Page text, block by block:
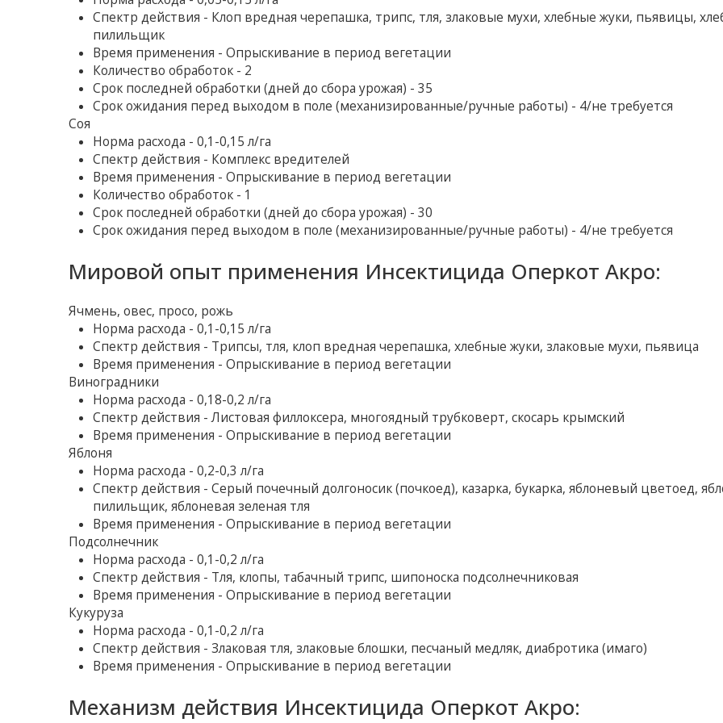
Спектр действия - Клоп вредная черепашка, трипс, тля, злаковые мухи, хлебные жуки, пьявицы,
пилильщик
Время применения - Опрыскивание в период вегетации
Количество обработок - 2
Срок последней обработки (дней до сбора урожая) - 35
Срок ожидания перед выходом в поле (механизированные/ручные работы) - 4/не требуется
Соя
Норма расхода - 0,1-0,15 л/га
Спектр действия - Комплекс вредителей
Время применения - Опрыскивание в период вегетации
Количество обработок - 1
Срок последней обработки (дней до сбора урожая) - 30
Срок ожидания перед выходом в поле (механизированные/ручные работы) - 4/не требуется
Мировой опыт применения Инсектицида Оперкот Акро:
Ячмень, овес, просо, рожь
Норма расхода - 0,1-0,15 л/га
Спектр действия - Трипсы, тля, клоп вредная черепашка, хлебные жуки, злаковые мухи, пьявица
Время применения - Опрыскивание в период вегетации
Виноградники
Норма расхода - 0,18-0,2 л/га
Спектр действия - Листовая филлоксера, многоядный трубковерт, скосарь крымский
Время применения - Опрыскивание в период вегетации
Яблоня
Норма расхода - 0,2-0,3 л/га
Спектр действия - Серый почечный долгоносик (почкоед), казарка, букарка, яблоневый цветоед,
пилильщик, яблоневая зеленая тля
Время применения - Опрыскивание в период вегетации
Подсолнечник
Норма расхода - 0,1-0,2 л/га
Спектр действия - Тля, клопы, табачный трипс, шипоноска подсолнечниковая
Время применения - Опрыскивание в период вегетации
Кукуруза
Норма расхода - 0,1-0,2 л/га
Спектр действия - Злаковая тля, злаковые блошки, песчаный медляк, диабротика (имаго)
Время применения - Опрыскивание в период вегетации
Механизм действия Инсектицида Оперкот Акро: